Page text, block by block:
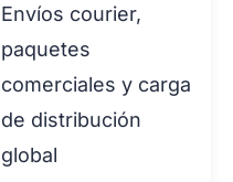
Envíos courier,
paquetes
comerciales y carga
de distribución
global